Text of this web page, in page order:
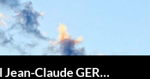
Regardauvergne – Gaël Jean-Claude GERARD